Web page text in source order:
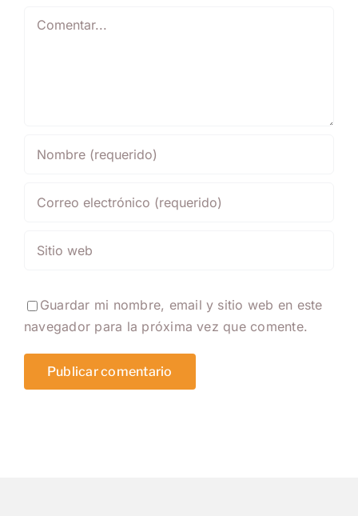
Comentar
Guardar mi nombre, email y sitio web en este
navegador para la próxima vez que comente.